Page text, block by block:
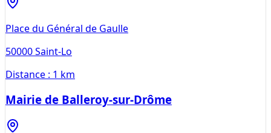
Place du Général de Gaulle
50000Saint-Lo
Distance : 1 km
Mairie de Balleroy-sur-Drôme